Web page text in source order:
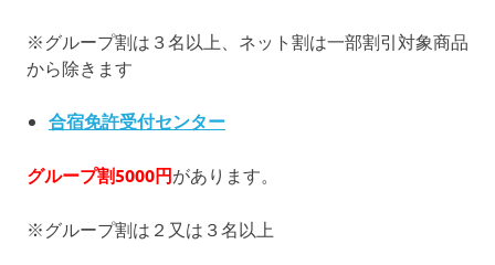
※グループ割は３名以上、ネット割は一部割引対象商品
から除きます
合宿免許受付センター
グループ割5000円があります。
※グループ割は２又は３名以上